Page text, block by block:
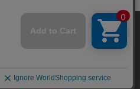
ビスを提供するためCookieを使用して
当社の
プライバシーポリシーに同意し
て閉じる
公安委員会 第303310708779号
ALL RIGHTS RESERVED.